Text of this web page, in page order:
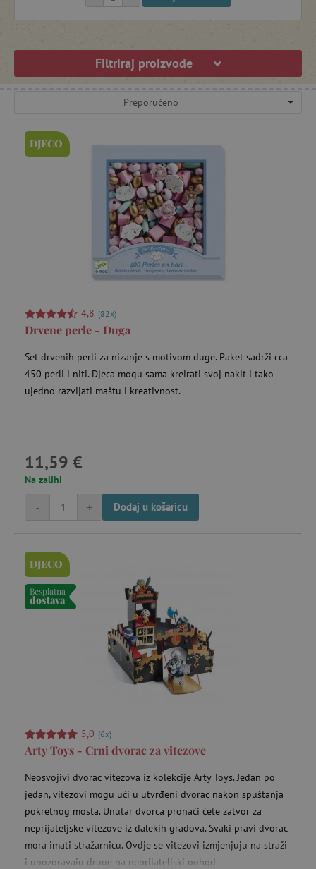
Igre i pomagala za vrtiće
Kompleti za čarobnjake
Lampe i rasvjeta za dječje sobe
Motoričke igračke
Namještaj za pohranu i kutije
Ortopedske prostirke
Penjalice, ljuljačke i setovi za razvoj motorike za dječju sobu
Piće i užina za izlete
Pomagala za male istraživače
Potrepštine za bebe
Puzzle, mozaici i slagalice
Filtriraj proizvode
Preporučeno
DJECO
4,8 (82x)
Drvene perle - Duga
Set drvenih perli za nizanje s motivom duge. Paket sadrži cca
450 perli i niti. Djeca mogu sama kreirati svoj nakit i tako
ujedno razvijati maštu i kreativnost.
11,59 €
Na zalihi
+
- Dodaj u košaricu
DJECO
Besplatna
dostava
5,0 (6x)
Arty Toys - Crni dvorac za vitezove
Neosvojivi dvorac vitezova iz kolekcije Arty Toys. Jedan po
jedan, vitezovi mogu ući u utvrđeni dvorac nakon spuštanja
pokretnog mosta. Unutar dvorca pronaći ćete zatvor za
neprijateljske vitezove iz dalekih gradova. Svaki pravi dvorac
mora imati stražarnicu. Ovdje se vitezovi izmjenjuju na straži
i upozoravaju druge na neprijateljski pohod.